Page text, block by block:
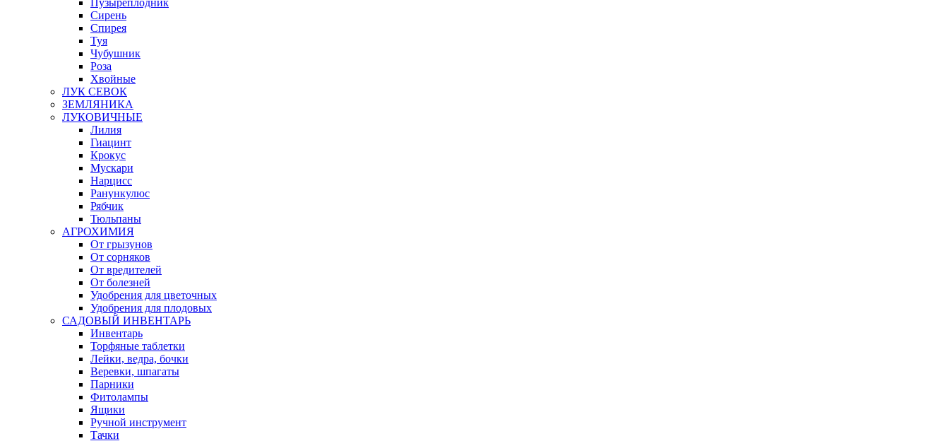
Пузыреплодник
Сирень
Спирея
Туя
Чубушник
Роза
Хвойные
ЛУК СЕВОК
ЗЕМЛЯНИКА
ЛУКОВИЧНЫЕ
Лилия
Гиацинт
Крокус
Мускари
Нарцисс
Ранункулюс
Рябчик
Тюльпаны
АГРОХИМИЯ
От грызунов
От сорняков
От вредителей
От болезней
Удобрения для цветочных
Удобрения для плодовых
САДОВЫЙ ИНВЕНТАРЬ
Инвентарь
Торфяные таблетки
Лейки, ведра, бочки
Веревки, шпагаты
Парники
Фитолампы
Ящики
Ручной инструмент
Тачки